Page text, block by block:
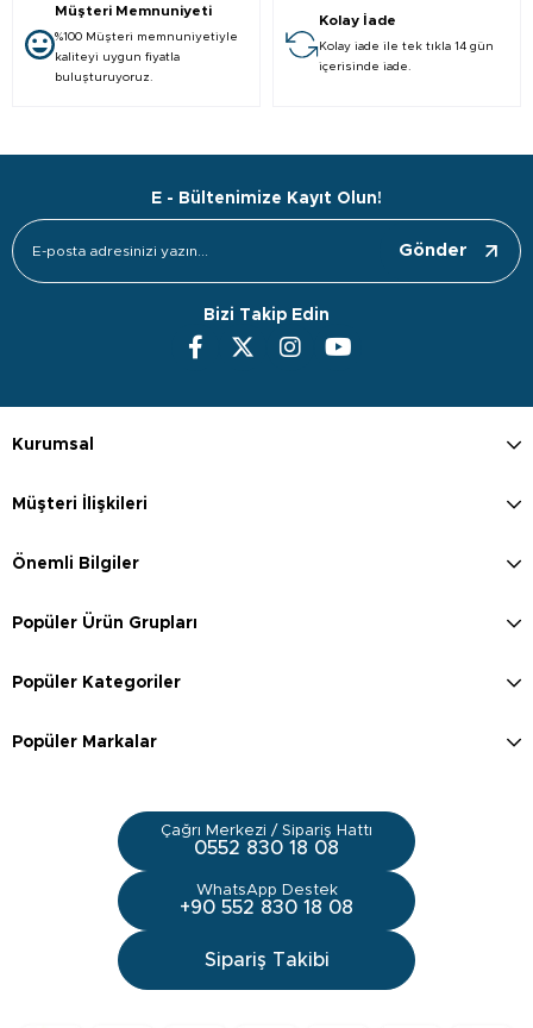
Müşteri Memnuniyeti
%100 Müşteri memnuniyetiyle
kaliteyi uygun fiyatla
buluşturuyoruz.
Kolay İade
Kolay iade ile tek tıkla 14 gün
içerisinde iade.
E - Bültenimize Kayıt Olun!
Gönder
Bizi Takip Edin
Kurumsal
Müşteri İlişkileri
Önemli Bilgiler
Popüler Ürün Grupları
Popüler Kategoriler
Popüler Markalar
Çağrı Merkezi / Sipariş Hattı
0552 830 18 08
WhatsApp Destek
+90 552 830 18 08
Sipariş Takibi